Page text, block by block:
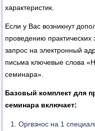
характеристик.
Если у Вас возникнут
проведению практических
запрос на электронный
письма ключевые слова
семинара».
Базовый комплект для
семинара включает:
Оргвзнос на 1